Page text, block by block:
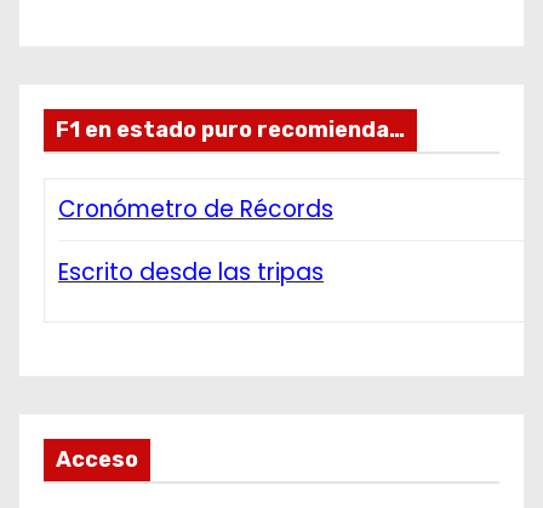
F1 en estado puro recomienda…
Cronómetro de Récords
Escrito desde las tripas
Acceso